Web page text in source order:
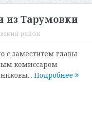
из Тарумовки
район
с заместитем главы
комиссаром
Подробнее